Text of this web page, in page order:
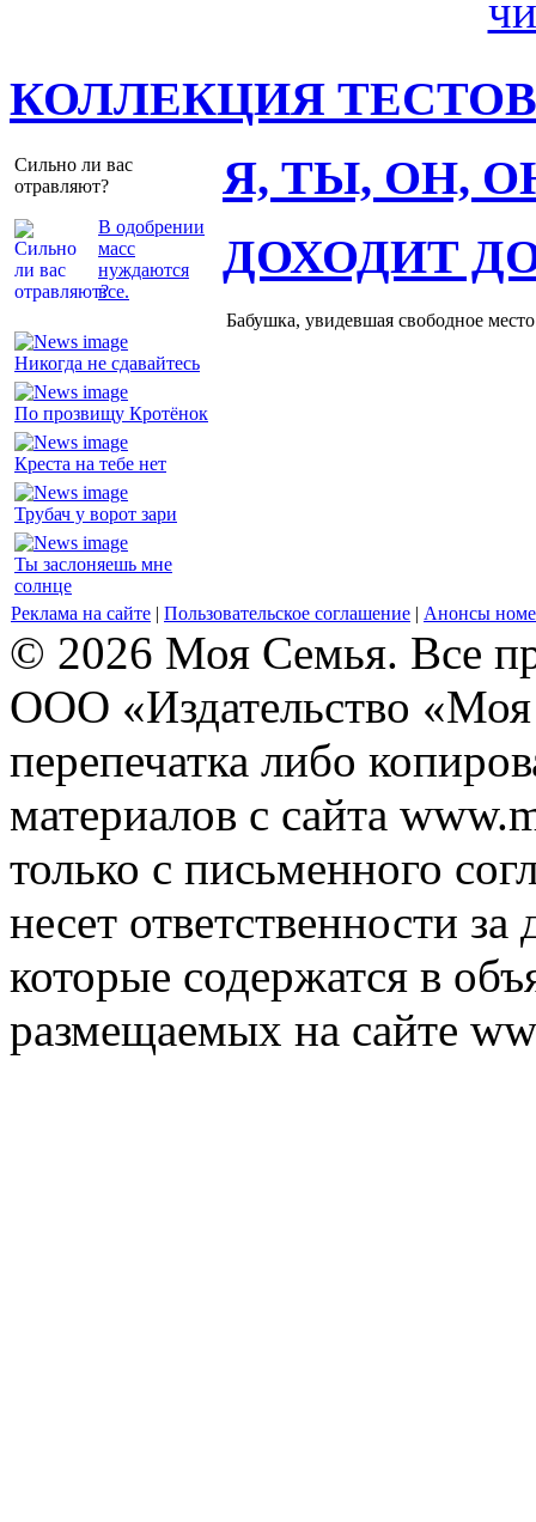
КОЛЛЕКЦИЯ ТЕСТОВ
Сильно ли вас
отравляют?
В одобрении
масс
нуждаются
все.
Я, ТЫ, ОН,
Никогда не сдавайтесь
По прозвищу Кротёнок
Креста на тебе нет
Трубач у ворот зари
Ты заслоняешь мне
солнце
ДОХОДИТ
Бабушка, увидевшая свободное
Реклама на сайте | Пользовательское соглашение | Анонсы
© 2026 Моя Семья. Все
ООО «Издательство
перепечатка либо
материалов с сайта
только с письменного
несет ответственности
которые содержатся в
размещаемых на сайте